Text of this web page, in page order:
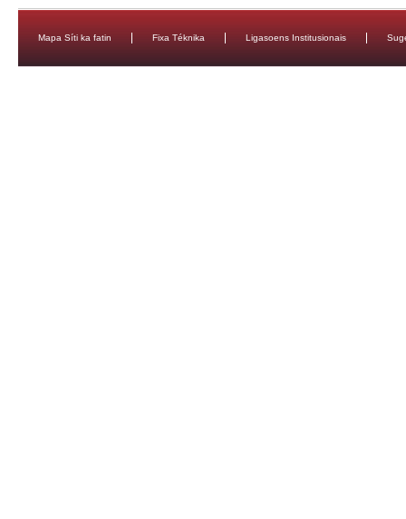
Mapa Síti ka fatin Fixa Téknika Ligasoens Institusionais